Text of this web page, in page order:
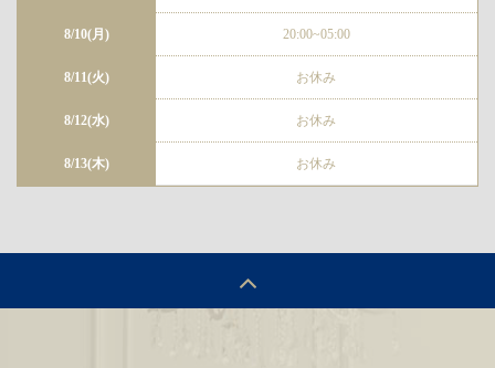
8/10(月)
8/11(火)
8/12(水)
8/13(木)
20:00~05:00
お休み
お休み
お休み